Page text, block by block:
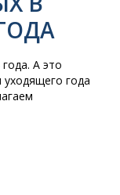
А это
года